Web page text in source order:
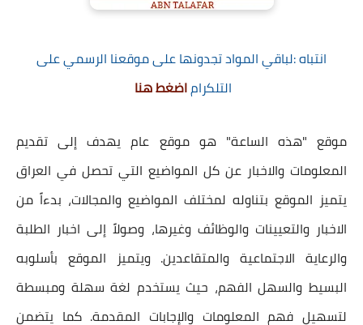
انتباه :لباقي المواد تجدونها على موقعنا الرسمي على
التلكراماضغط هنا
موقع "هذه الساعة" هو موقع عام يهدف إلى تقديم
المعلومات والاخبار عن كل المواضيع التي تحصل في العراق
يتميز الموقع بتناوله لمختلف المواضيع والمجالات، بدءاً من
الاخبار والتعيينات والوظائف وغيرها، وصولاً إلى اخبار الطلبة
والرعاية الاجتماعية والمتقاعدين. ويتميز الموقع بأسلوبه
البسيط والسهل الفهم، حيث يستخدم لغة سهلة ومبسطة
لتسهيل فهم المعلومات والإجابات المقدمة. كما يتضمن